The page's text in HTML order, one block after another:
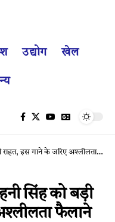
उद्योग खेल
के जरिए अश्लीलता फैलाने का लगा था आरोप
सिंह को बड़ी
फैलाने